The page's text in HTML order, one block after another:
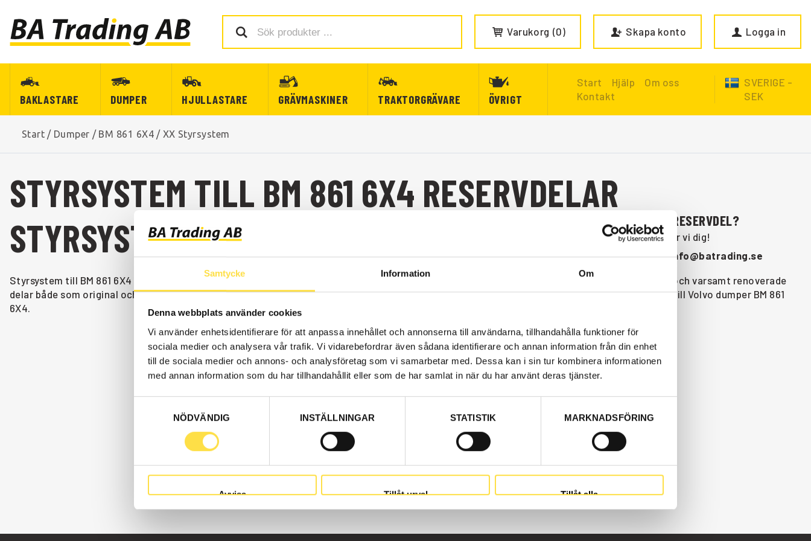
Samtycke Information Om
Denna webbplats använder cookies
Vi använder enhetsidentifierare för att anpassa innehållet och annonserna till användarna, tillhandahålla funktioner för
sociala medier och analysera vår trafik. Vi vidarebefordrar även sådana identifierare och annan information från din enhet
till de sociala medier och annons- och analysföretag som vi samarbetar med. Dessa kan i sin tur kombinera informationen
med annan information som du har tillhandahållit eller som de har samlat in när du har använt deras tjänster.
NÖDVÄNDIG
INSTÄLLNINGAR STATISTIK MARKNADSFÖRING
Avvisa Tillåt urval Tillåt alla
Varukorg 0 Skapa konto Logga in
BAKLASTARE DUMPER HJULLASTARE GRÄVMASKINER TRAKTORGRÄVARE ÖVRIGT
Start Hjälp
Om oss
Kontakt
SVERIGE -
SEK
Start / Dumper / BM 861 6X4 / XX Styrsystem
STYRSYSTEM TILL BM 861 6X4 RESERVDELAR
STYRSYSTEM TILL BM 861 6X4
SAKNAR DU NÅGON RESERVDEL?
Kontakta oss så hjälper vi dig!
+46 (0) 152-32500
info@batrading.se
Styrsystem till BM 861 6X4 dumper finns som reservdelar hos oss på BA Trading. Våra reservdelar till BM 861 6X4 finns som nya eller begagnade och varsamt renoverade
delar både som original och icke original. Vi har styrsystem till alla Volvo Entreprenadmaskiner och reservdelar som till styrsystem som passar till Volvo dumper BM 861
6X4.